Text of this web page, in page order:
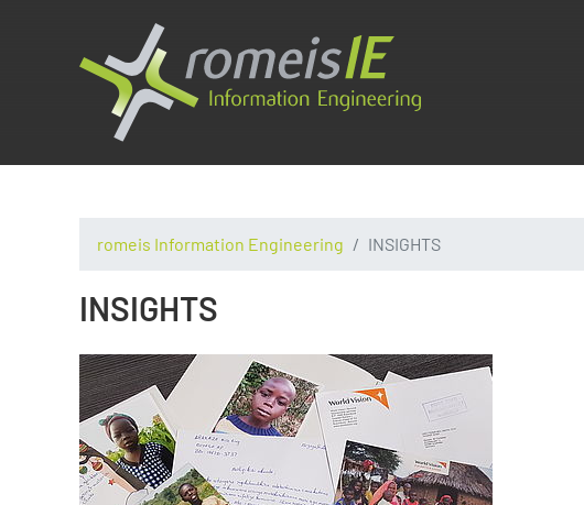
romeis Information Engineering INSIGHTS
INSIGHTS